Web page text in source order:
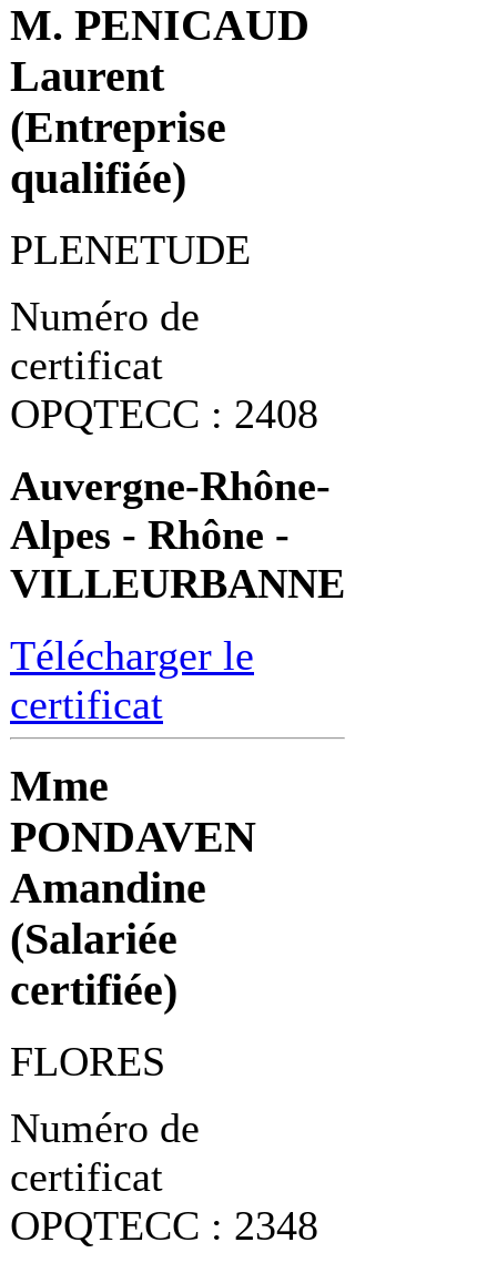
M. PENICAUD
Laurent
(Entreprise
qualifiée)
PLENETUDE
Numéro de
certificat
OPQTECC : 2408
Auvergne-Rhône-
Alpes - Rhône -
VILLEURBANNE
Télécharger le
certificat
Mme
PONDAVEN
Amandine
(Salariée
certifiée)
FLORES
Numéro de
certificat
OPQTECC : 2348